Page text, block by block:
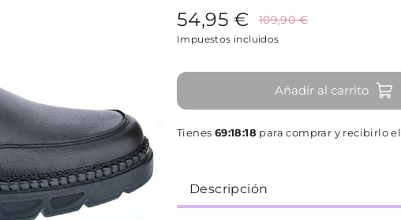
54,95 € 109,90 €
Impuestos incluidos
Añadir al carrito
Tienes 69:18:17 para comprar y recibirlo el
Descripción